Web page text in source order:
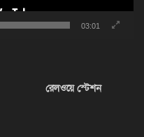
03:01
রেলওয়ে স্টেশন